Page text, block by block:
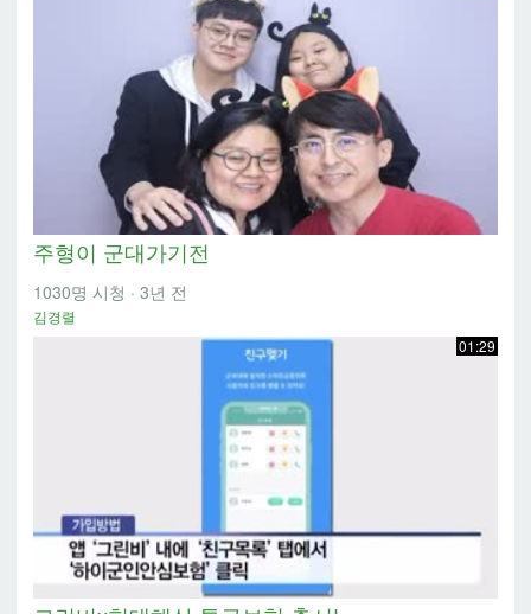
주형이 군대가기전
1030명 시청 · 3년 전
김경렬
01:29